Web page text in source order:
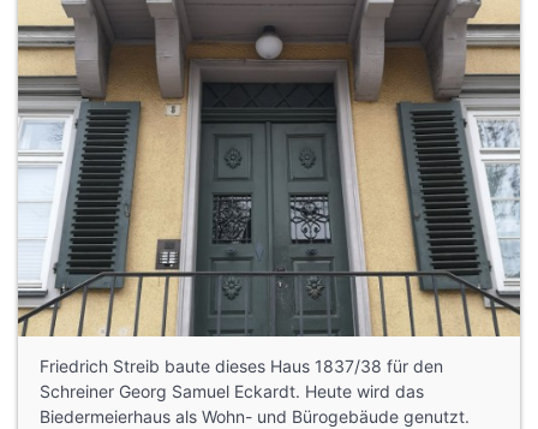
Friedrich Streib baute dieses Haus 1837/38 für den
Schreiner Georg Samuel Eckardt. Heute wird das
Biedermeierhaus als Wohn- und Bürogebäude genutzt.